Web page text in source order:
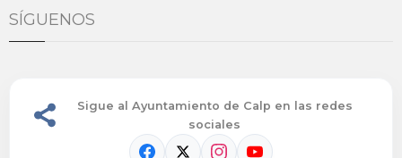
SÍGUENOS
Sigue al Ayuntamiento de Calp en las redes
sociales